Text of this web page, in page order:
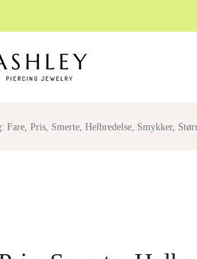
Fare, Pris, Smerte, Helbredelse, Smykker,